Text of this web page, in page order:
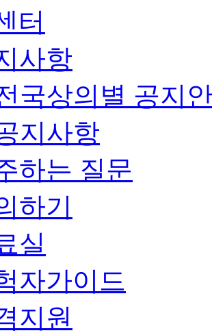
터
사항
국상의별 공지
지사항
하는 질문
하기
실
자가이드
지원